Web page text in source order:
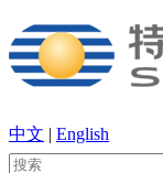
中文 | English